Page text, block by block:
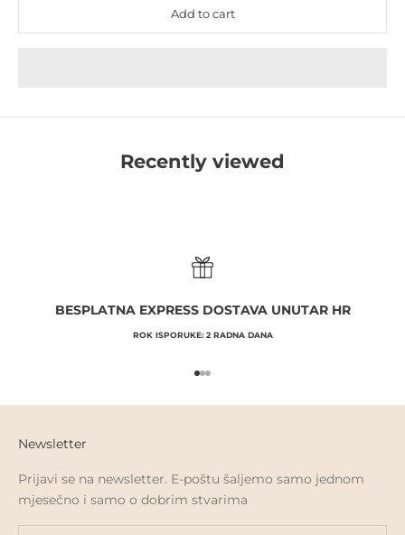
Add to cart
Recently viewed
BESPLATNA EXPRESS DOSTAVA UNUTAR HR
ROK ISPORUKE: 2 RADNA DANA
Go to item 1
Go to item 2
Go to item 3
Newsletter
Prijavi se na newsletter. E-poštu šaljemo samo jednom
mjesečno i samo o dobrim stvarima